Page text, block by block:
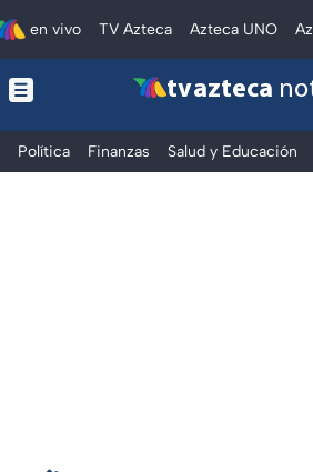
en vivo TV Azteca Azteca UNO
tv azteca
Política Finanzas Salud y Educación